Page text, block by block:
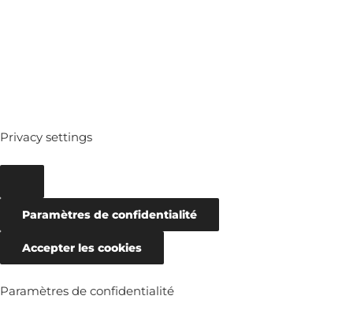
Privacy settings
Paramètres de confidentialité
Accepter les cookies
Paramètres de confidentialité